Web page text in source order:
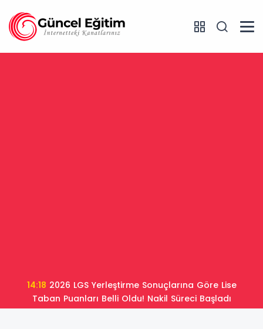
14:18
Taban Puanları Belli Oldu! Nakil Süreci Başladı